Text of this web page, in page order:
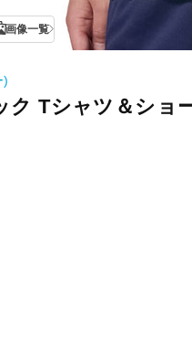
画像一覧
)
ク Tシャツ＆ショ